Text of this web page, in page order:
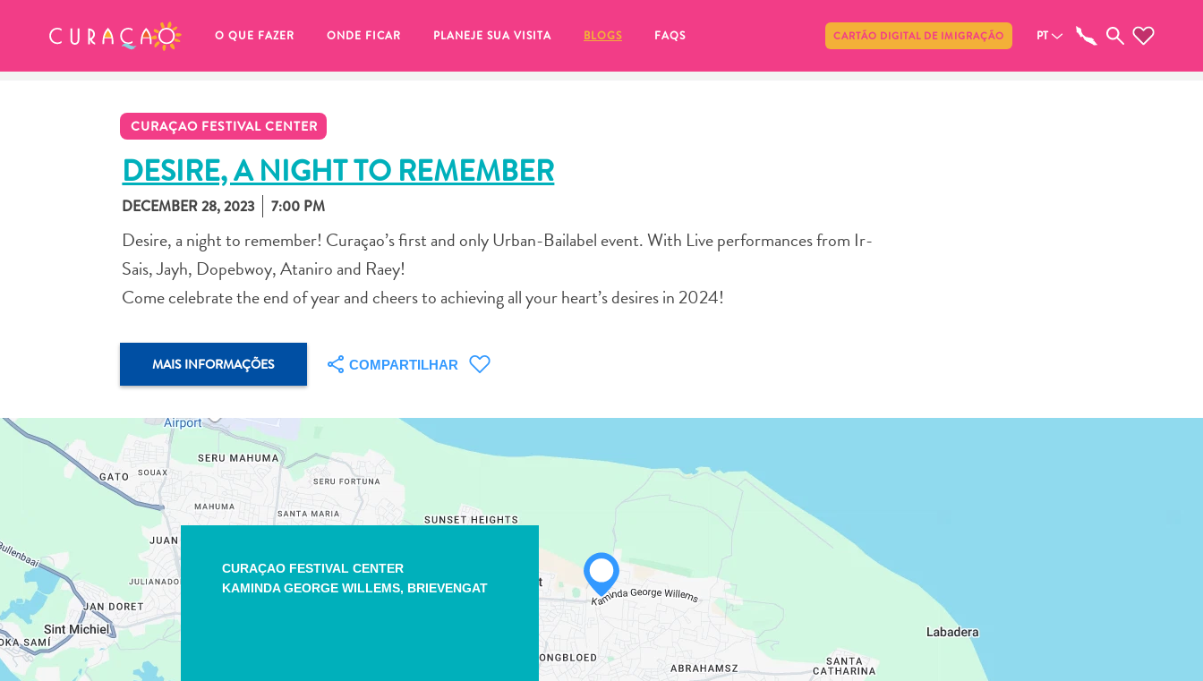
O QUE FAZER ONDE FICAR PLANEJE SUA VISITA BLOGS FAQS CARTÃO DIGITAL DE IMIGRAÇÃO PT
CURAÇAO FESTIVAL CENTER
DESIRE, A NIGHT TO REMEMBER
DECEMBER 28, 2023 7:00 PM
Desire, a night to remember! Curaçao’s first and only Urban-Bailabel event. With Live performances from Ir-
Sais, Jayh, Dopebwoy, Ataniro and Raey!
Come celebrate the end of year and cheers to achieving all your heart’s desires in 2024!
MAIS INFORMAÇÕES COMPARTILHAR
WHATSAPP
FACEBOOK
CURAÇAO FESTIVAL CENTER
KAMINDA GEORGE WILLEMS, BRIEVENGAT
MEUS FAVORITOS Compartilhar
local favorito.
Sempre que você quiser salvar algo para mais tarde, certifique-se de clicar no